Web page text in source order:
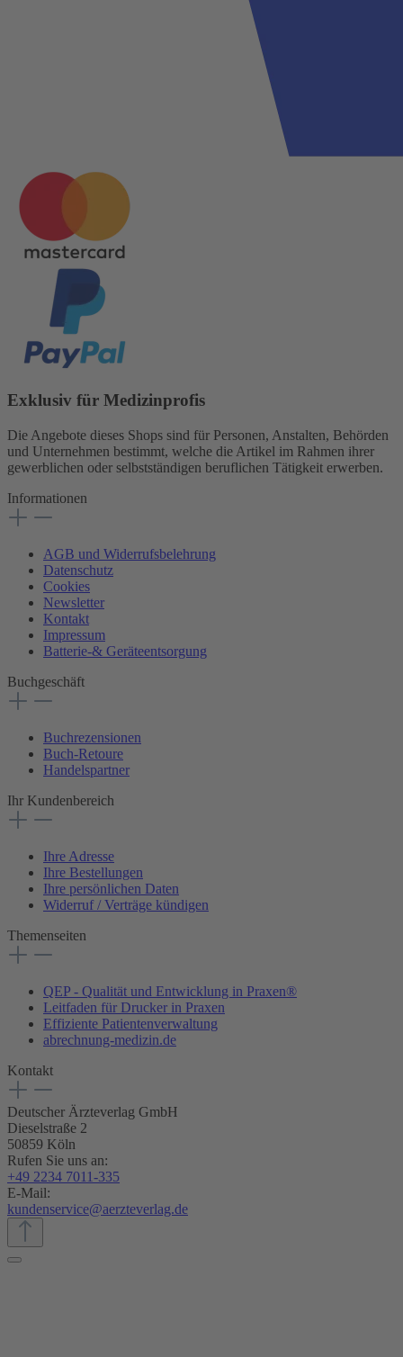
Exklusiv für Medizinprofis
Die Angebote dieses Shops sind für Personen, Anstalten, Behörden
und Unternehmen bestimmt, welche die Artikel im Rahmen ihrer
gewerblichen oder selbstständigen beruflichen Tätigkeit erwerben.
Informationen
AGB und Widerrufsbelehrung
Datenschutz
Cookies
Newsletter
Kontakt
Impressum
Batterie-& Geräteentsorgung
Buchgeschäft
Buchrezensionen
Buch-Retoure
Handelspartner
Ihr Kundenbereich
Ihre Adresse
Ihre Bestellungen
Ihre persönlichen Daten
Widerruf / Verträge kündigen
Themenseiten
QEP - Qualität und Entwicklung in Praxen®
Leitfaden für Drucker in Praxen
Effiziente Patientenverwaltung
abrechnung-medizin.de
Kontakt
Deutscher Ärzteverlag GmbH
Dieselstraße 2
50859 Köln
Rufen Sie uns an:
+49 2234 7011-335
E-Mail:
kundenservice@aerzteverlag.de